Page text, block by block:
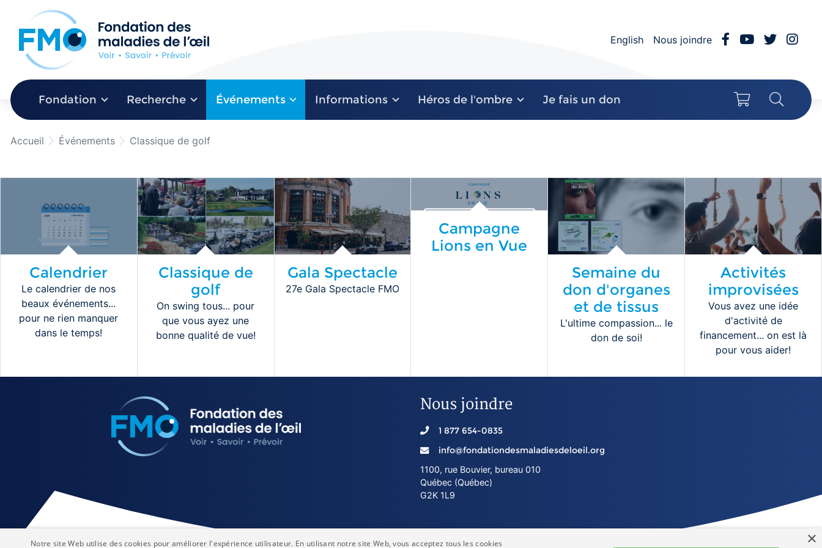
Aller au menu principal
Aller au contenu principal
English Nous joindre Facebook
YouTube
Twitter
Fondation Recherche Événements Informations Héros de l'ombre Je fais un don Mon panier
Accueil Événements Classique de golf
Calendrier
Le calendrier de nos
beaux événements...
pour ne rien manquer
dans le temps!
Classique de
golf
On swing tous... pour
que vous ayez une
bonne qualité de vue!
Gala Spectacle
27e Gala Spectacle FMO
Campagne
Lions en Vue
Semaine du
don d'organes
et de tissus
L'ultime compassion... le
don de soi!
Activités
improvisées
Vous avez une idée
d'activité de
financement... on est là
pour vous aider!
Nous joindre
1 877 654-0835
info@fondationdesmaladiesdeloeil.org
1100, rue Bouvier, bureau 010
Québec (Québec)
G2K 1L9
×
Notre site Web utilise des cookies pour améliorer l'expérience utilisateur. En utilisant notre site Web, vous acceptez tous les cookies